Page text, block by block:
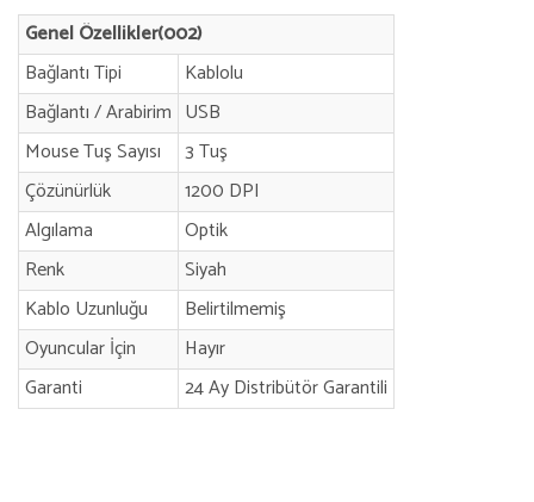
Genel Özellikler(002)
Bağlantı Tipi
Kablolu
Bağlantı / Arabirim USB
Mouse Tuş Sayısı
3 Tuş
Çözünürlük
1200 DPI
Algılama
Optik
Renk
Siyah
Kablo Uzunluğu
Belirtilmemiş
Oyuncular İçin
Hayır
Garanti
24 Ay Distribütör Garantili